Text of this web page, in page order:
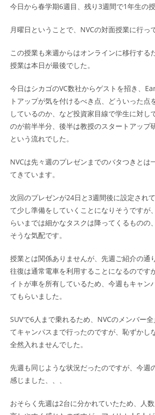
今日から春学期6週目、残り3週間で1年生の授
月曜日ということで、NVCの対面授業に行っ
この授業も来週からはオンラインに移行する
授業は本日が最後でした。
今日はシカゴのVC数社からゲストを招き、
トアップが気を付けるべき点、どういった点
しているのか、など投資家目線で学生に対し
のが前半半分、後半は教授のスタートアップ
という流れでした。
NVCは先々週のプレゼンまでのバタつきとは
てきています。
次回のプレゼンが24日と3週間後に設定され
て少し準備をしていくことになりそうですが
らいまでは細かなタスクは降ってくるものの
そうな気配です。
授業とは関係ありませんが、先週ご紹介の通
往復は通常電車を利用することになるのです
イトが車を所有しているため、今週もキャン
てもらいました。
SUVで6人まで乗れるため、NVCのメンバー
てキャンパスまで行ったのですが、恥ずかし
全然入れませんでした。
先週も同じような状況だったのですが、今週
感じました、、、
おそらく先週は2台に分かれていたため、人